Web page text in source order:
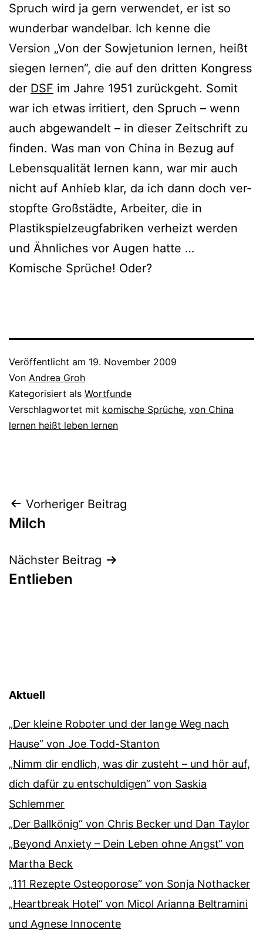
Spruch wird ja gern ver­wen­det, er ist so
wun­der­bar wan­del­bar. Ich ken­ne die
Version „Von der Sowjetunion ler­nen, heißt
sie­gen ler­nen“, die auf den drit­ten Kongress
der DSF im Jahre 1951 zurück­geht. Somit
war ich etwas irri­tiert, den Spruch – wenn
auch abge­wan­delt – in die­ser Zeitschrift zu
fin­den. Was man von China in Bezug auf
Lebensqualität ler­nen kann, war mir auch
nicht auf Anhieb klar, da ich dann doch ver­
stopf­te Großstädte, Arbeiter, die in
Plastikspielzeugfabriken ver­heizt wer­den
und Ähnliches vor Augen hatte …
Komische Sprüche! Oder?
Veröffentlicht am 19. November 2009
Von Andrea Groh
Kategorisiert als Wortfunde
Verschlagwortet mit komische Sprüche, von China
lernen heißt leben lernen
Beitragsnavigation
Vorheriger Beitrag
Milch
Nächster Beitrag
Entlieben
Aktuell
„Der kleine Roboter und der lange Weg nach
Hause“ von Joe Todd-Stanton
„Nimm dir endlich, was dir zusteht – und hör auf,
dich dafür zu entschuldigen“ von Saskia
Schlemmer
„Der Ballkönig“ von Chris Becker und Dan Taylor
„Beyond Anxiety – Dein Leben ohne Angst“ von
Martha Beck
„111 Rezepte Osteoporose“ von Sonja Nothacker
„Heartbreak Hotel“ von Micol Arianna Beltramini
und Agnese Innocente